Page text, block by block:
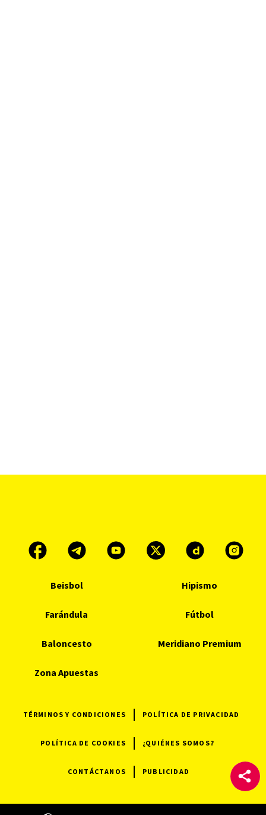
Beisbol Hipismo
Farándula Fútbol
Baloncesto Meridiano Premium
Zona Apuestas
TÉRMINOS Y CONDICIONES POLÍTICA DE PRIVACIDAD
POLÍTICA DE COOKIES ¿QUIÉNES SOMOS?
CONTÁCTANOS PUBLICIDAD